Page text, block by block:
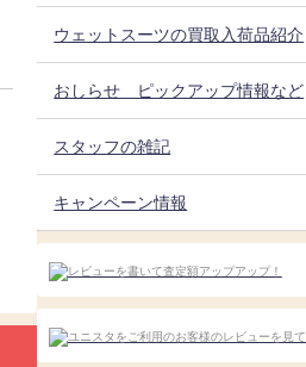
ウェットスーツの買取入荷品紹介
おしらせ ピックアップ情報など
スタッフの雑記
キャンペーン情報